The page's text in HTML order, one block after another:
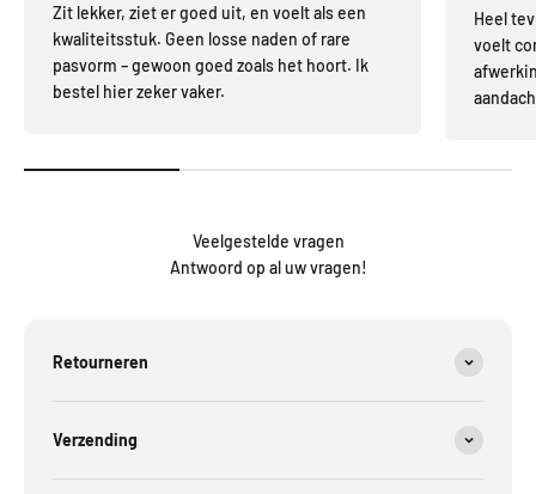
Zit lekker, ziet er goed uit, en voelt als een
kwaliteitsstuk. Geen losse naden of rare
pasvorm – gewoon goed zoals het hoort. Ik
bestel hier zeker vaker.
Heel
voelt
Veelgestelde vragen
Antwoord op al uw vragen!
Retourneren
Verzending